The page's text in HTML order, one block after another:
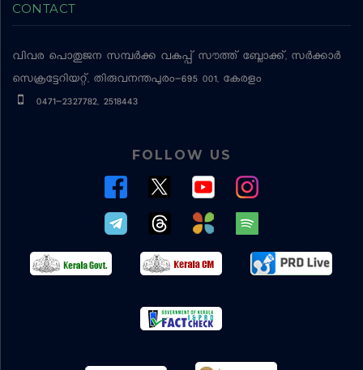
CONTACT
വിവര പൊതുജന സമ്പര്‍ക്ക വകുപ്പ് സൗത്ത് ബ്ലോക്ക്, സര്‍ക്കാര്‍
സെക്രട്ടേറിയറ്റ്, തിരുവനന്തപുരം-695 001, കേരളം
0471-2327782, 2518443
FOLLOW US